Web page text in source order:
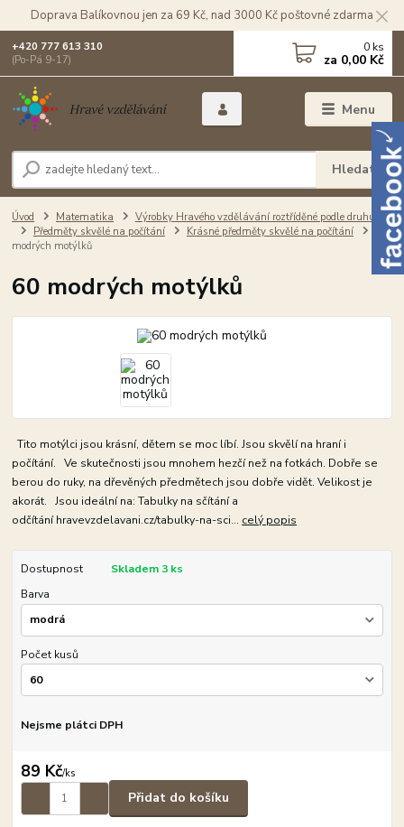
Doprava Balíkovnou jen za 69 Kč, nad 3000 Kč poštovné zdarma
Menu
Hledat
+420 777 613 310
(Po-Pá 9-17)
0 ks
za 0,00 Kč
Úvod Matematika
Výrobky Hravého vzdělávání roztříděné podle druhu
Předměty skvělé na počítání
Krásné předměty skvělé na počítání
60
modrých motýlků
60 modrých motýlků
Tito motýlci jsou krásní, dětem se moc líbí. Jsou skvělí na hraní i
počítání. Ve skutečnosti jsou mnohem hezčí než na fotkách. Dobře se
berou do ruky, na dřevěných předmětech jsou dobře vidět. Velikost je
akorát. Jsou ideální na: Tabulky na sčítání a
odčítání hravevzdelavani.cz/tabulky-na-sci... celý popis
Dostupnost
Skladem 3 ks
Barva
Počet kusů
Nejsme plátci DPH
89 Kč/ks
Přidat do košíku